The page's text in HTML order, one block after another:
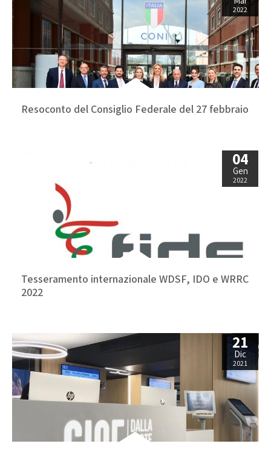
2022
Resoconto del Consiglio Federale del 27 febbraio
04
Gen
2022
Tesseramento internazionale WDSF, IDO e WRRC
2022
21
Dic
2021